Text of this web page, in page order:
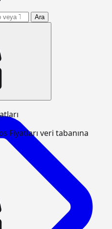
Ara
Fiyatları veri tabanına